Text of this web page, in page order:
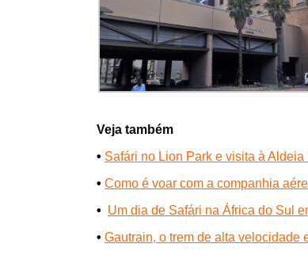
Veja também
• Safári no Lion Park e visita à
• Como é voar com a companhia
• Um dia de Safári na África do Sul
• Gautrain, o trem de alta velocidade